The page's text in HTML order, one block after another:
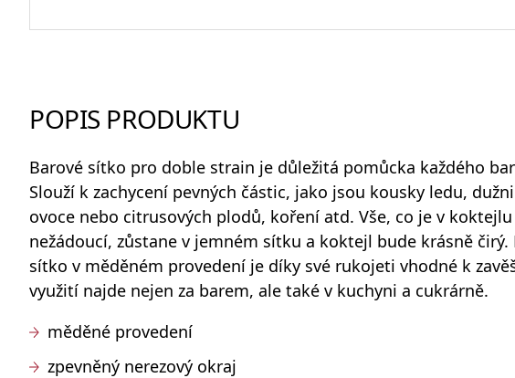
Skleněné dózy na potraviny
POPIS PRODUKTU
Barové sítko pro doble strain je důležitá pomůcka každého
Slouží k zachycení pevných částic, jako jsou kousky ledu,
ovoce nebo citrusových plodů, koření atd. Vše, co je v koktejlu
nežádoucí, zůstane v jemném sítku a koktejl bude krásně čirý.
sítko v měděném provedení je díky své rukojeti vhodné k
využití najde nejen za barem, ale také v kuchyni a cukrárně.
měděné provedení
zpevněný nerezový okraj